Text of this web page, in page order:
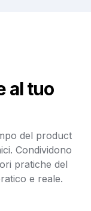
al tuo
del product
Condividono
pratiche del
e reale.